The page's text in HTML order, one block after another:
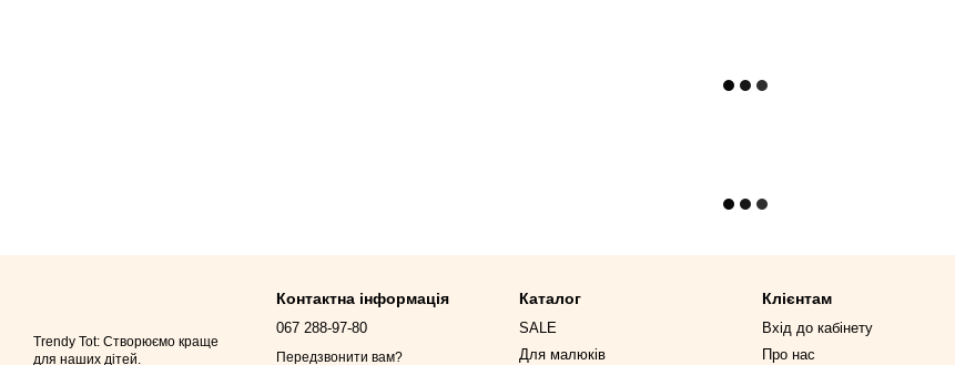
Trendy Tot: Створюємо краще
для наших дітей.
Контактна інформація
067 288-97-80
Передзвонити вам?
Каталог
SALE
Для малюків
Клієнтам
Вхід до кабінету
Про нас